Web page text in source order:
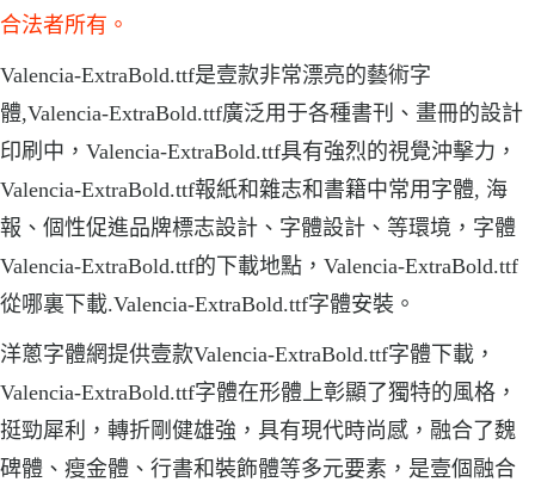
合法者所有。
Valencia-ExtraBold.ttf是壹款非常漂亮的藝術字
體,Valencia-ExtraBold.ttf廣泛用于各種書刊、畫冊的設計
印刷中，Valencia-ExtraBold.ttf具有強烈的視覺沖擊力，
Valencia-ExtraBold.ttf報紙和雜志和書籍中常用字體, 海
報、個性促進品牌標志設計、字體設計、等環境，字體
Valencia-ExtraBold.ttf的下載地點，Valencia-ExtraBold.ttf
從哪裏下載.Valencia-ExtraBold.ttf字體安裝。
洋蔥字體網提供壹款Valencia-ExtraBold.ttf字體下載，
Valencia-ExtraBold.ttf字體在形體上彰顯了獨特的風格，
挺勁犀利，轉折剛健雄強，具有現代時尚感，融合了魏
碑體、瘦金體、行書和裝飾體等多元要素，是壹個融合